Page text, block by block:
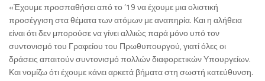
«Έχουμε προσπαθήσει από το ’19 να έχουμε μια ολιστική
προσέγγιση στα θέματα των ατόμων με αναπηρία. Και η αλήθεια
είναι ότι δεν μπορούσε να γίνει αλλιώς παρά μόνο υπό τον
συντονισμό του Γραφείου του Πρωθυπουργού, γιατί όλες οι
δράσεις απαιτούν συντονισμό πολλών διαφορετικών Υπουργείων.
Και νομίζω ότι έχουμε κάνει αρκετά βήματα στη σωστή κατεύθυνση.